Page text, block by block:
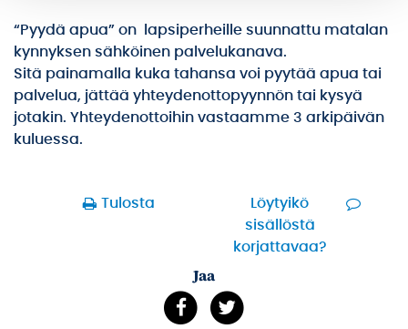
“Pyydä apua” on lapsiperheille suunnattu matalan
kynnyksen sähköinen palvelukanava.
Sitä painamalla kuka tahansa voi pyytää apua tai
palvelua, jättää yhteydenottopyynnön tai kysyä
jotakin. Yhteydenottoihin vastaamme 3 arkipäivän
kuluessa.
Tulosta
Löytyikö
sisällöstä
korjattavaa?
Jaa